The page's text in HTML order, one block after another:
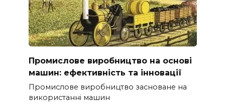
Промислове виробництво на основі
машин: ефективність та інновації
Промислове виробництво засноване на
використанні машин